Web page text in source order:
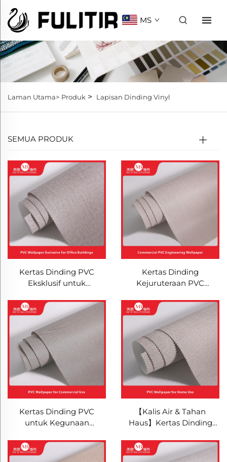
MS
Laman Utama> Produk > Lapisan Dinding Vinyl
SEMUA PRODUK
Kertas Dinding PVC
Eksklusif untuk
Penutup Dinding Kali Air,
Rintangan Api, Tahan
Calar & Tahan Lasak,
Hiasan Dinding
Kejuruteraan Komersial
untuk Pemasangan
Kawasan Luas
Kertas Dinding
Kejuruteraan PVC
Dinding Kalis Air &
Rintangan Api untuk
Bangunan Pejabat &
Pusat Beli-belah, Hiasan
Dinding Tahan Calar &
Tahan Lasak untuk
Pemasangan Kawasan
Luas
Kertas Dinding PVC
untuk Kegunaan
Dinding Kalis Air &
Rintangan Api untuk
【Kalis Air & Tahan
Haus】Kertas Dinding
Rumah (Ruang Tamu &
Bilik Tidur) - Penutup